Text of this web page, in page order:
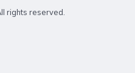
rights reserved.